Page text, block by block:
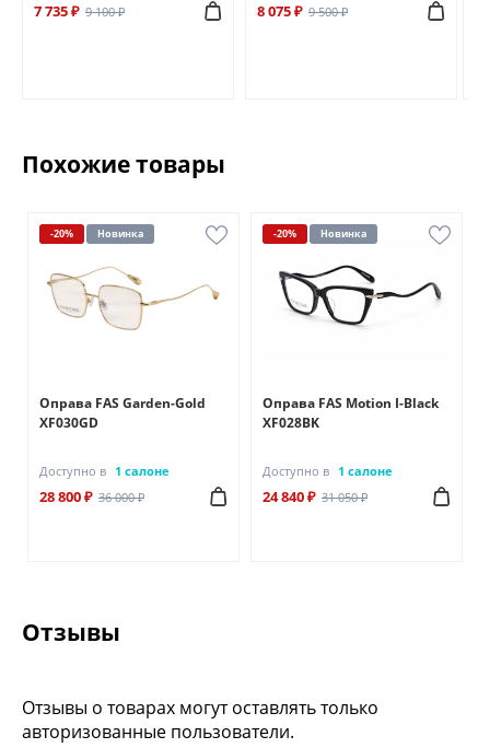
7 735 ₽ 9 100 ₽ 8 075 ₽ 9 500 ₽
Похожие товары
-20% Новинка
Оправа FAS Garden-Gold
XF030GD
Доступно в 1 салоне
28 800 ₽ 36 000 ₽
-20% Новинка
Оправа FAS Motion I-Black
XF028BK
Доступно в 1 салоне
24 840 ₽ 31 050 ₽
Отзывы
Отзывы о товарах могут оставлять только
авторизованные пользователи.